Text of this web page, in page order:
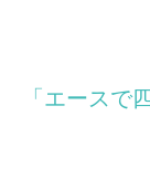
「エースで